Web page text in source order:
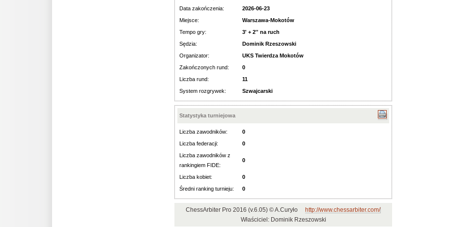
Data zakończenia:
2026-06-23
Miejsce:
Warszawa-Mokotów
Tempo gry:
3' + 2'' na ruch
Sędzia:
Dominik Rzeszowski
Organizator:
UKS Twierdza Mokotów
Zakończonych rund:
0
Liczba rund:
11
System rozgrywek:
Szwajcarski
Statystyka turniejowa
Liczba zawodników:
0
Liczba federacji:
0
Liczba zawodników z
rankingiem FIDE:
0
Liczba kobiet:
0
Średni ranking turnieju:
0
ChessArbiter Pro 2016 (v.6.05) © A.Curyło
http://www.chessarbiter.com/
Właściciel: Dominik Rzeszowski